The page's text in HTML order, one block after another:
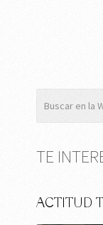
TE
ACTITUD